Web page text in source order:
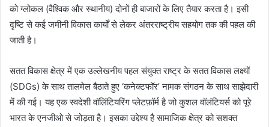
को ग्लोकल (वैश्विक और स्थानीय) दोनों ही बाजारों के लिए तैयार करता है। इसी
दृष्टि से कई जमीनी विकास कार्यों से लेकर अंतरराष्ट्रीय सहयोग तक की पहल की
जाती है।
सतत विकास क्षेत्र में एक उल्लेखनीय पहल संयुक्त राष्ट्र के सतत विकास लक्ष्यों
(SDGs) के साथ तालमेल बैठाते हुए ‘कनेक्टफॉर’ नामक संगठन के साथ साझेदारी
में की गई। यह एक स्वदेशी वॉलिंटियरिंग प्लेटफ़ॉर्म है जो कुशल वॉलंटियर्स को पूरे
भारत के एनजीओ से जोड़ता है। इसका उद्देश्य है सामाजिक क्षेत्र को सशक्त